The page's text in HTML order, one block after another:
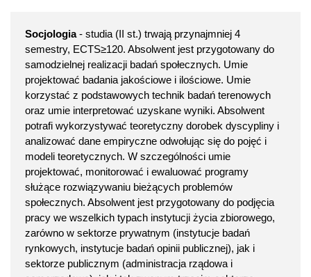
Socjologia- studia (II st.) trwają przynajmniej 4
semestry, ECTS≥120. Absolwent jest przygotowany do
samodzielnej realizacji badań społecznych. Umie
projektować badania jakościowe i ilościowe. Umie
korzystać z podstawowych technik badań terenowych
oraz umie interpretować uzyskane wyniki. Absolwent
potrafi wykorzystywać teoretyczny dorobek dyscypliny i
analizować dane empiryczne odwołując się do pojęć i
modeli teoretycznych. W szczególności umie
projektować, monitorować i ewaluować programy
służące rozwiązywaniu bieżących problemów
społecznych. Absolwent jest przygotowany do podjęcia
pracy we wszelkich typach instytucji życia zbiorowego,
zarówno w sektorze prywatnym (instytucje badań
rynkowych, instytucje badań opinii publicznej), jak i
sektorze publicznym (administracja rządowa i